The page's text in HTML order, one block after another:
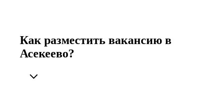
Как разместить вакансию в
Асекеево?